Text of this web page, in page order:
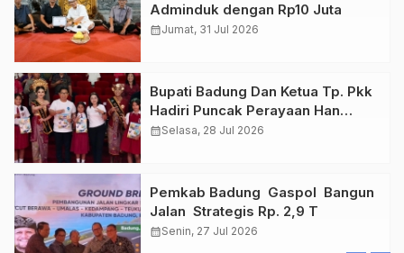
Adminduk dengan Rp10 Juta
calendar_monthJumat, 31 Jul 2026
Bupati Badung Dan Ketua Tp. Pkk
Hadiri Puncak Perayaan Han
Tahun 2026
calendar_monthSelasa, 28 Jul 2026
Pemkab Badung Gaspol Bangun
Jalan Strategis Rp. 2,9 T
calendar_monthSenin, 27 Jul 2026